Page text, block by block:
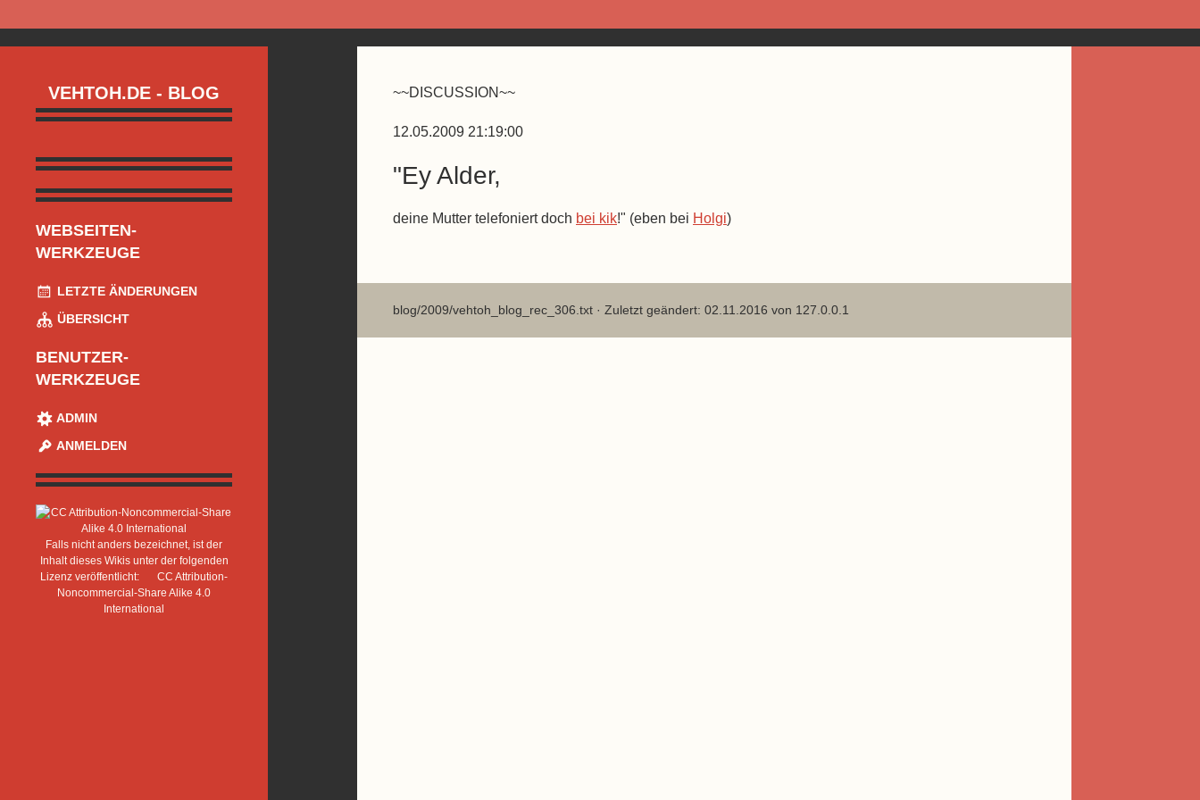
VEHTOH.DE - BLOG
WEBSEITEN-
WERKZEUGE
LETZTE ÄNDERUNGEN
ÜBERSICHT
BENUTZER-
WERKZEUGE
ADMIN
ANMELDEN
Falls nicht anders bezeichnet, ist der
Inhalt dieses Wikis unter der folgenden
Lizenz veröffentlicht:
CC Attribution-
Noncommercial-Share Alike 4.0
International
~~DISCUSSION~~
12.05.2009 21:19:00
"Ey Alder,
deine Mutter telefoniert doch bei kik!" (eben bei Holgi)
blog/2009/vehtoh_blog_rec_306.txt · Zuletzt geändert: 02.11.2016 von 127.0.0.1